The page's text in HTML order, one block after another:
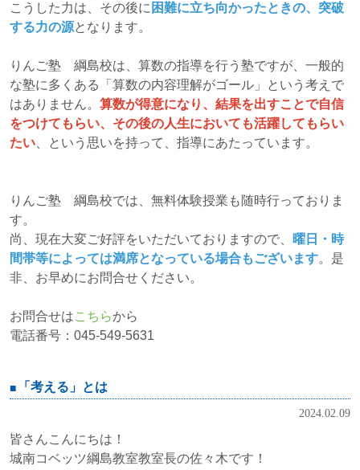
こうした力は、その後に 困難に立ち向かったときの、突破
する力の源となります。
りんご塾 綱島校は、算数の指導を行う塾ですが、一般的
な塾に多くある「算数の内容理解がゴール」という考えで
はありません。 算数が得意になり、結果を出すことで自信
をつけてもらい、その後の人生においても活躍してもらい
たい 、という思いを持って、指導にあたっています。
りんご塾 綱島校では、無料体験授業も随時行っておりま
す。
尚、現在大変ご好評をいただいておりますので、
曜日・時
間帯等によっては満席となっている場合もございます。是
非、お早めにお問合せください。
お問合せはこちらから
電話番号：045-549-5631
「考える」とは
2024.02.09
皆さんこんにちは！
城南コベッツ綱島教室教室長の佐々木です！